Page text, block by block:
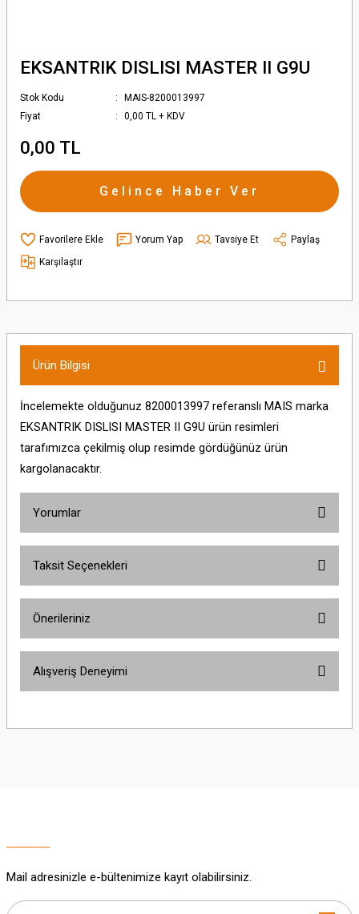
EKSANTRIK DISLISI MASTER II G9U
Stok Kodu
MAIS-8200013997
Fiyat
0,00 TL + KDV
0,00 TL
Gelince Haber Ver
Yorum Yap Tavsiye Et
Paylaş
Karşılaştır
Ürün Bilgisi
İncelemekte olduğunuz 8200013997 referanslı MAIS marka
EKSANTRIK DISLISI MASTER II G9U ürün resimleri
tarafımızca çekilmiş olup resimde gördüğünüz ürün
kargolanacaktır.
Yorumlar
Taksit Seçenekleri
Önerileriniz
yetersiz gördüğünüz noktaları öneri formunu kullanarak tarafımıza
Alışveriş Deneyimi
Mail adresinizle e-bültenimize kayıt olabilirsiniz.